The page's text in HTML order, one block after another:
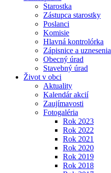
Starostka
Zástupca starostky
Poslanci
Komisie
Hlavná kontrolórka
Zápisnice a uznesenia
Obecný úrad
Stavebný úrad
Život v obci
Aktuality
Kalendár akcií
Zaujímavosti
Fotogaléria
Rok 2023
Rok 2022
Rok 2021
Rok 2020
Rok 2019
Rok 2018